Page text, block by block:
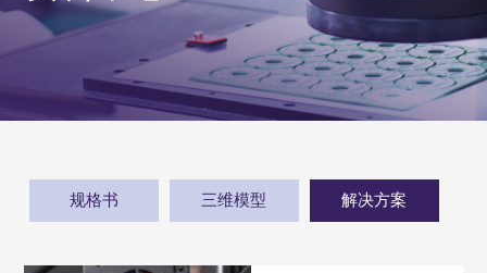
规格书 三维模型 解决方案